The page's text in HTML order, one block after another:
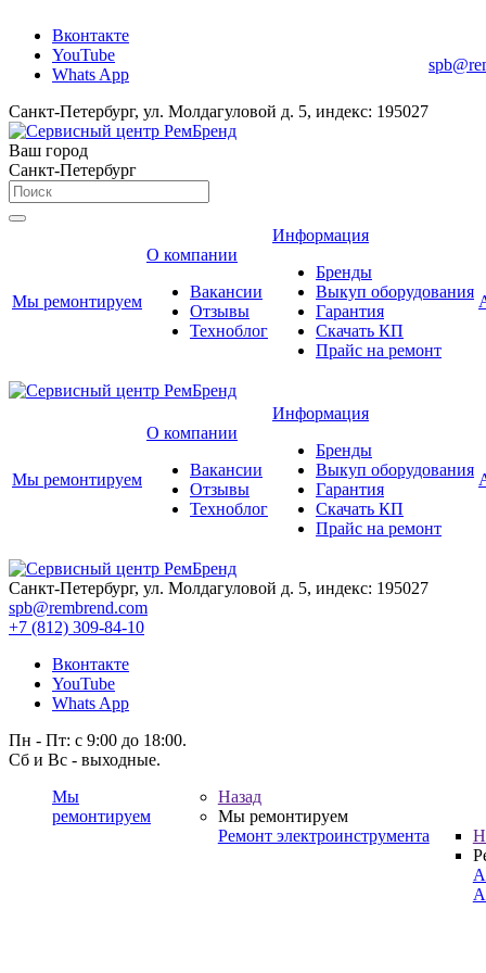
Вконтакте
YouTube
Whats App
Санкт-Петербург, ул. Молдагуловой д. 5, индекс: 195027
Ваш город
Санкт-Петербург
Мы ремонтируем
О компании
Вакансии
Отзывы
Техноблог
Информация
Бренды
Выкуп оборудования
Гарантия
Скачать КП
Прайс на ремонт
Мы ремонтируем
О компании
Вакансии
Отзывы
Техноблог
Информация
Бренды
Выкуп оборудования
Гарантия
Скачать КП
Прайс на ремонт
Санкт-Петербург, ул. Молдагуловой д. 5, индекс: 195027
spb@rembrend.com
+7 (812) 309-84-10
Вконтакте
YouTube
Whats App
Пн - Пт: с 9:00 до 18:00.
Сб и Вс - выходные.
Мы
ремонтируем
Назад
Мы ремонтируем
Ремонт электроинструмента